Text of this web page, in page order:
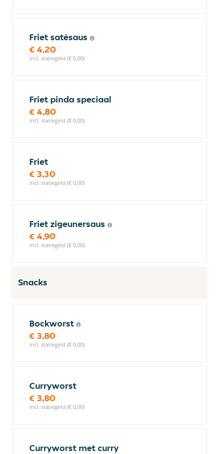
Friet satésaus
€ 4,20
incl. statiegeld (€ 0,00)
Friet pinda speciaal
€ 4,80
incl. statiegeld (€ 0,00)
Friet
€ 3,30
incl. statiegeld (€ 0,00)
Friet zigeunersaus
€ 4,90
incl. statiegeld (€ 0,00)
Snacks
Bockworst
€ 3,80
incl. statiegeld (€ 0,00)
Curryworst
€ 3,80
incl. statiegeld (€ 0,00)
Curryworst met curry